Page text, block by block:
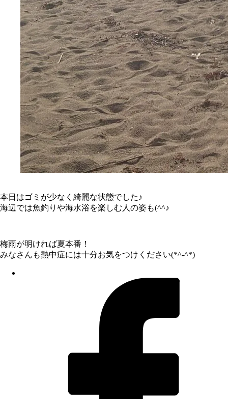
本日はゴミが少なく綺麗な状態でした♪
海辺では魚釣りや海水浴を楽しむ人の姿も(^^♪
梅雨が明ければ夏本番！
みなさんも熱中症には十分お気をつけください(*^-^*)